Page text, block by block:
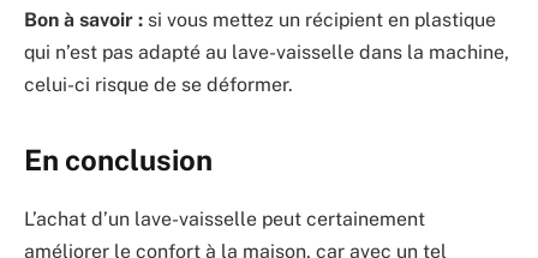
Bon à savoir : si vous mettez un récipient en plastique
qui n’est pas adapté au lave-vaisselle dans la machine,
celui-ci risque de se déformer.
En conclusion
L’achat d’un lave-vaisselle peut certainement
améliorer le confort à la maison, car avec un tel